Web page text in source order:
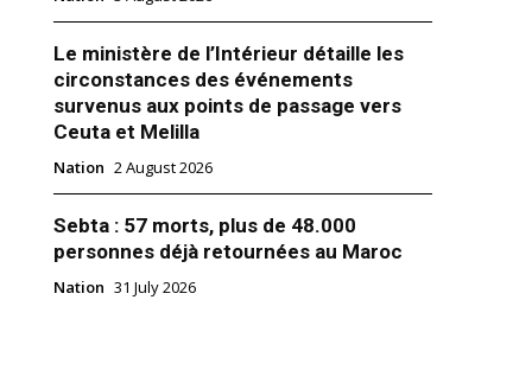
Pologne se dit prête de
ses jets MIG-29 en
à les mettre à la disposition
a accepté de remettre tous ses
MIG-29 à une base
Les autorités de la
Le ministère de l’Intérieur détaille les
circonstances des événements
survenus aux points de passage vers
Ceuta et Melilla
Nation 2 August 2026
Sebta : 57 morts, plus de 48.000
personnes déjà retournées au Maroc
Nation 31 July 2026